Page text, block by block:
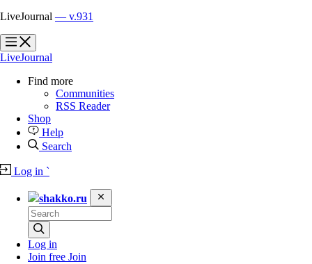
LiveJournal — v.931
?
?
LiveJournal
Find more
Communities
RSS Reader
Shop
Help
Search
Log in `
shakko.ru
Log in
Join free Join